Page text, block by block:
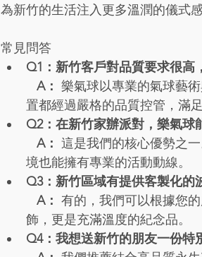
為新竹的生活注入更多溫潤的儀式感
常見問答
Q1：新竹客戶對品質要求很高
   A：
樂氣球以專業的氣球藝
置都經過嚴格的品質控管，滿
Q2：在新竹家辦派對，樂氣球
   A：
這是我們的核心優勢之
境也能擁有專業的活動動線。
Q3：新竹區域有提供客製化的
   A：
有的，我們可以根據您
飾，更是充滿溫度的紀念品。
Q4：我想送新竹的朋友一份特